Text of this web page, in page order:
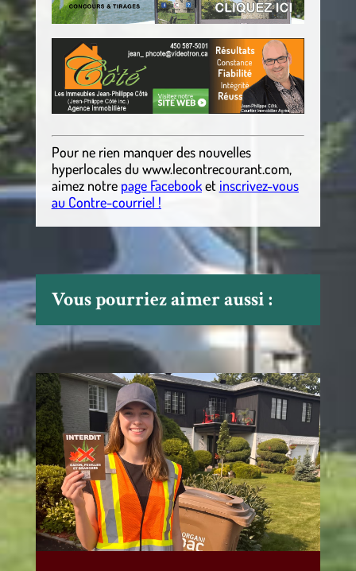
Pour ne rien manquer des nouvelles
hyperlocalesdu www.lecontrecourant.com,
aimez notre page Facebooket inscrivez-vous
au Contre-courriel !
Vous pourriez aimer aussi :